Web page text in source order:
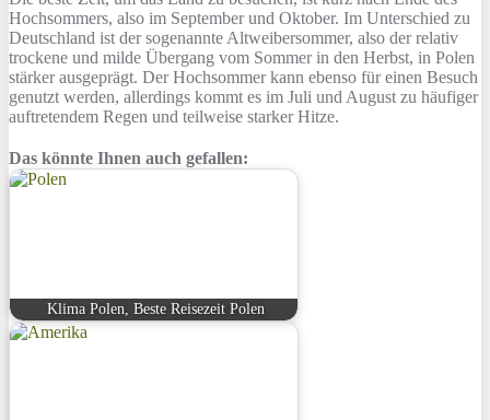
Hochsommers, also im September und Oktober. Im Unterschied zu
Deutschland ist der sogenannte Altweibersommer, also der relativ
trockene und milde Übergang vom Sommer in den Herbst, in Polen
stärker ausgeprägt. Der Hochsommer kann ebenso für einen Besuch
genutzt werden, allerdings kommt es im Juli und August zu häufiger
auftretendem Regen und teilweise starker Hitze.
Das könnte Ihnen auch gefallen:
Klima Polen, Beste Reisezeit Polen